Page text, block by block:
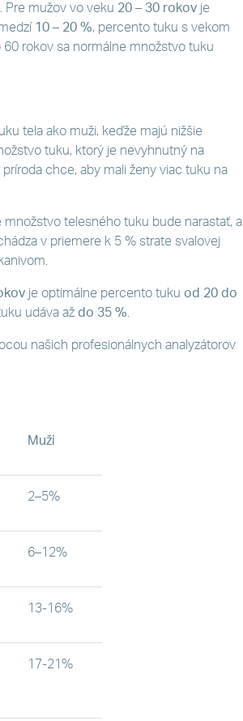
Pre mužov vo veku 20 – 30 rokovje
10 – 20 %, percento tuku s vekom
rokov sa normálne množstvo tuku
tela ako muži, keďže majú nižšie
tuku, ktorý je nevyhnutný na
chce, aby mali ženy viac tuku na
telesného tuku bude narastať, a
v priemere k 5 % strate svalovej
je optimálne percento tuku od 20 do
udáva až do 35 %
našich profesionálnych analyzátorov
Muži
2–5%
6–12%
13-16%
17-21%